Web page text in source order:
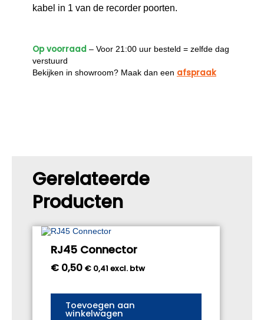
kabel in 1 van de recorder poorten.
Op voorraad – Voor 21:00 uur besteld = zelfde dag
verstuurd
Bekijken in showroom? Maak dan een afspraak
Gerelateerde
Producten
RJ45 Connector
€ 0,50 € 0,41 excl. btw
Toevoegen aan
winkelwagen